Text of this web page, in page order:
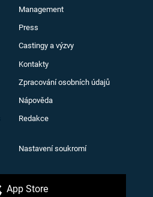
Management
Press
Castingy a výzvy
Kontakty
Zpracování osobních údajů
Nápověda
Redakce
Nastavení soukromí
App Store